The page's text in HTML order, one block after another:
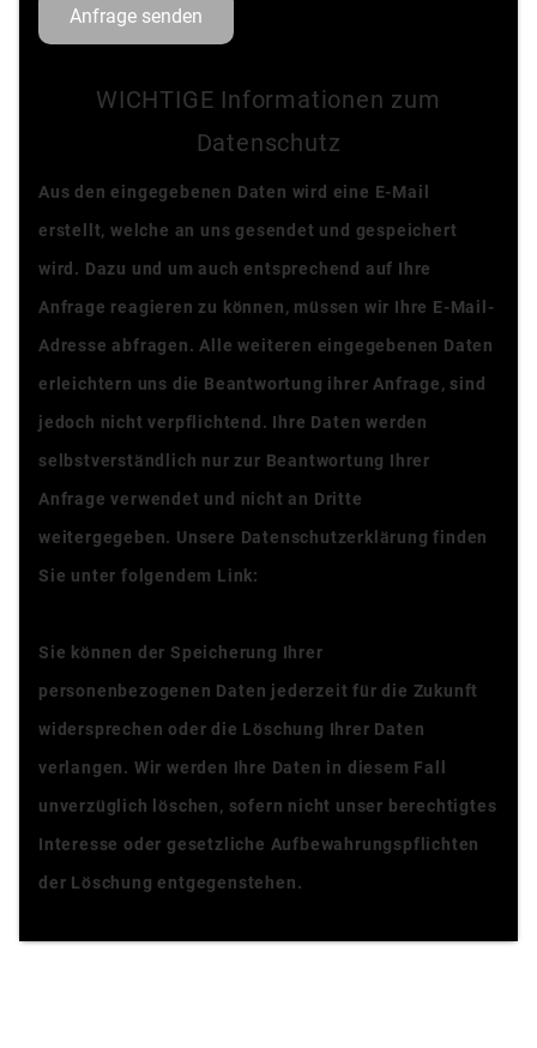
Anfrage senden
WICHTIGE Informationen zum
Datenschutz
Aus den eingegebenen Daten wird eine E-Mail
erstellt, welche an uns gesendet und gespeichert
wird. Dazu und um auch entsprechend auf Ihre
Anfrage reagieren zu können, müssen wir Ihre E-Mail-
Adresse abfragen. Alle weiteren eingegebenen Daten
erleichtern uns die Beantwortung ihrer Anfrage, sind
jedoch nicht verpflichtend. Ihre Daten werden
selbstverständlich nur zur Beantwortung Ihrer
Anfrage verwendet und nicht an Dritte
weitergegeben. Unsere Datenschutzerklärung finden
Sie unter folgendem Link:
Sie können der Speicherung Ihrer
personenbezogenen Daten jederzeit für die Zukunft
widersprechen oder die Löschung Ihrer Daten
verlangen. Wir werden Ihre Daten in diesem Fall
unverzüglich löschen, sofern nicht unser berechtigtes
Interesse oder gesetzliche Aufbewahrungspflichten
der Löschung entgegenstehen.